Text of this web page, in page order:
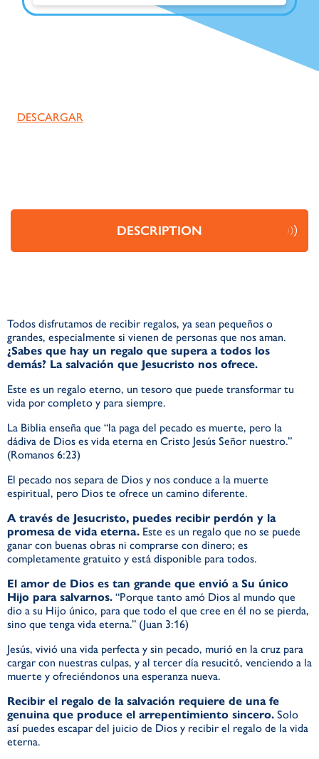
DESCARGAR
DESCRIPTION
Todos disfrutamos de recibir regalos, ya sean pequeños o
grandes, especialmente si vienen de personas que nos aman.
¿Sabes que hay un regalo que supera a todos los
demás? La salvación que Jesucristo nos ofrece.
Este es un regalo eterno, un tesoro que puede transformar tu
vida por completo y para siempre.
La Biblia enseña que “la paga del pecado es muerte, pero la
dádiva de Dios es vida eterna en Cristo Jesús Señor nuestro.”
(Romanos 6:23)
El pecado nos separa de Dios y nos conduce a la muerte
espiritual, pero Dios te ofrece un camino diferente.
A través de Jesucristo, puedes recibir perdón y la
promesa de vida eterna. Este es un regalo que no se puede
ganar con buenas obras ni comprarse con dinero; es
completamente gratuito y está disponible para todos.
El amor de Dios es tan grande que envió a Su único
Hijo para salvarnos. “Porque tanto amó Dios al mundo que
dio a su Hijo único, para que todo el que cree en él no se pierda,
sino que tenga vida eterna.” (Juan 3:16)
Jesús, vivió una vida perfecta y sin pecado, murió en la cruz para
cargar con nuestras culpas, y al tercer día resucitó, venciendo a la
muerte y ofreciéndonos una esperanza nueva.
Recibir el regalo de la salvación requiere de una fe
genuina que produce el arrepentimiento sincero. Solo
así puedes escapar del juicio de Dios y recibir el regalo de la vida
eterna.